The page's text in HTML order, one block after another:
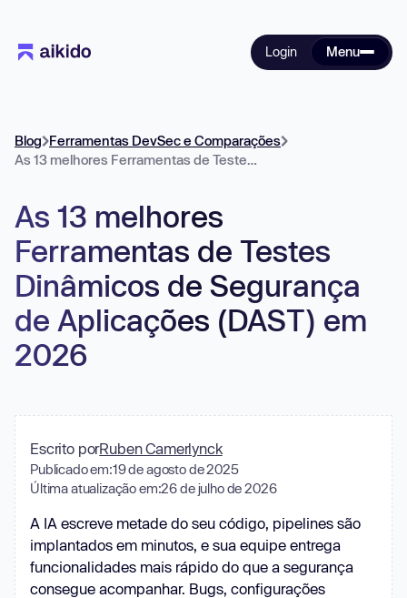
Login Menu
Blog Ferramentas DevSec e Comparações
As 13 melhores Ferramentas de Testes Dinâmicos de Segurança de Aplicações (DAST) em 2026
As 13 melhores
Ferramentas de Testes
Dinâmicos de Segurança
de Aplicações (DAST) em
2026
Escrito porRuben Camerlynck
Publicado em:19 de agosto de 2025
Última atualização em:26 de julho de 2026
A IA escreve metade do seu código, pipelines são
implantados em minutos, e sua equipe entrega
funcionalidades mais rápido do que a segurança
consegue acompanhar. Bugs, configurações